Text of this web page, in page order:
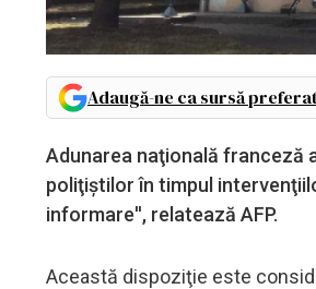
Adaugă-ne ca sursă
Adunarea naţională franceză
poliţiştilor în timpul
informare'', relatează AFP.
Această dispoziţie este